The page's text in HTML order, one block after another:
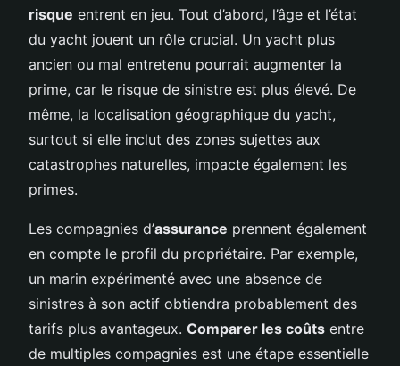
risque entrent en jeu. Tout d’abord, l’âge et l’état
du yacht jouent un rôle crucial. Un yacht plus
ancien ou mal entretenu pourrait augmenter la
prime, car le risque de sinistre est plus élevé. De
même, la localisation géographique du yacht,
surtout si elle inclut des zones sujettes aux
catastrophes naturelles, impacte également les
primes.
Les compagnies d’assurance prennent également
en compte le profil du propriétaire. Par exemple,
un marin expérimenté avec une absence de
sinistres à son actif obtiendra probablement des
tarifs plus avantageux. Comparer les coûts entre
de multiples compagnies est une étape essentielle